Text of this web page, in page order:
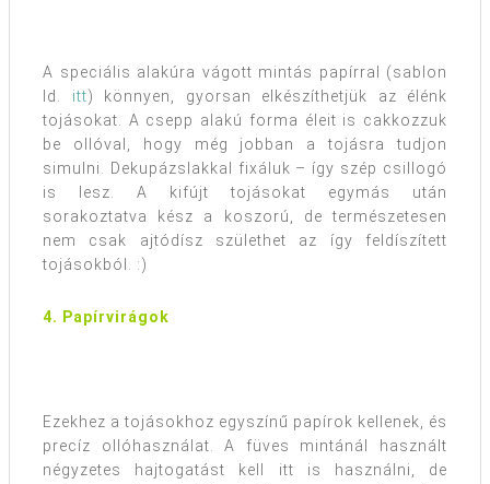
A speciális alakúra vágott mintás papírral (sablon
ld. itt) könnyen, gyorsan elkészíthetjük az élénk
tojásokat. A csepp alakú forma éleit is cakkozzuk
be ollóval, hogy még jobban a tojásra tudjon
simulni. Dekupázslakkal fixáluk – így szép csillogó
is lesz. A kifújt tojásokat egymás után
sorakoztatva kész a koszorú, de természetesen
nem csak ajtódísz születhet az így feldíszített
tojásokból. :)
4. Papírvirágok
Ezekhez a tojásokhoz egyszínű papírok kellenek, és
precíz ollóhasználat. A füves mintánál használt
négyzetes hajtogatást kell itt is használni, de